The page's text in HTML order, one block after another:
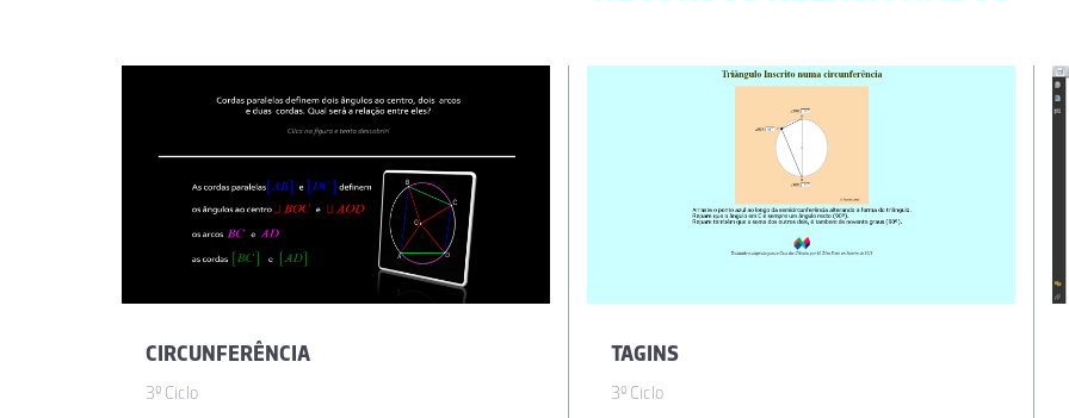
CIRCUNFERÊNCIA
3º Ciclo
TAGINS
3º Ciclo